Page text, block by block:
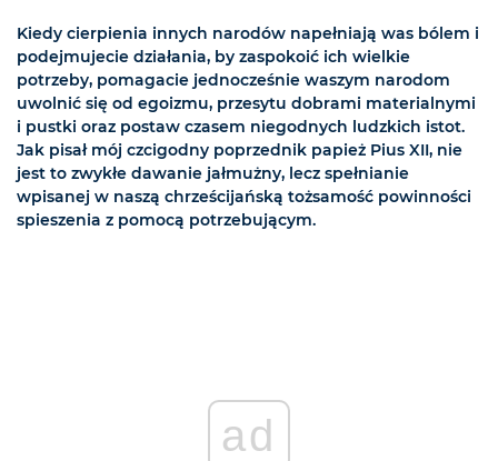
Kiedy cierpienia innych narodów napełniają was bólem i
podejmujecie działania, by zaspokoić ich wielkie
potrzeby, pomagacie jednocześnie waszym narodom
uwolnić się od egoizmu, przesytu dobrami materialnymi
i pustki oraz postaw czasem niegodnych ludzkich istot.
Jak pisał mój czcigodny poprzednik papież Pius XII, nie
jest to zwykłe dawanie jałmużny, lecz spełnianie
wpisanej w naszą chrześcijańską tożsamość powinności
spieszenia z pomocą potrzebującym.
ad